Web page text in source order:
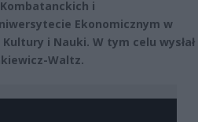
i
Ekonomicznym w
i Nauki. W tym celu wysłał
Waltz.